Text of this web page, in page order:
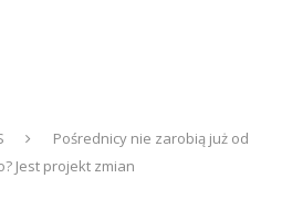
Pośrednicy nie zarobią już od
Jest projekt zmian